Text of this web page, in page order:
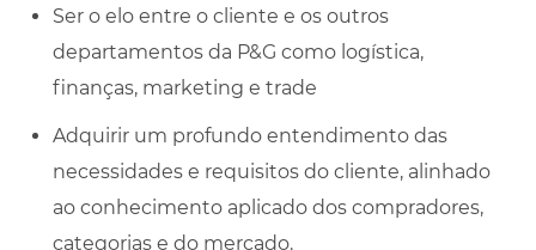
Ser o elo entre o cliente e os outros
departamentos da P&G como logística,
finanças, marketing e trade
Adquirir um profundo entendimento das
necessidades e requisitos do cliente, alinhado
ao conhecimento aplicado dos compradores,
categorias e do mercado.